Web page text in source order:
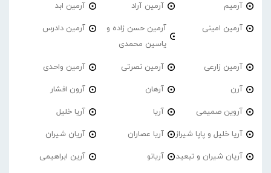
آرمیم آرمین آراد آرمین ابد
آرمین امینی
آرمین حسن زاده و
یاسین محمدی
آرمین دادرس
آرمین زارعی آرمین نصرتی آرمین واحدی
آرن آرهان آرون افشار
آروین صمیمی آریا آریا خلیل
آریا خلیل و پاپا شیراز آریا عصاران آریان شیران
آریان شیران و تبعید آریانو آرین ابراهیمی